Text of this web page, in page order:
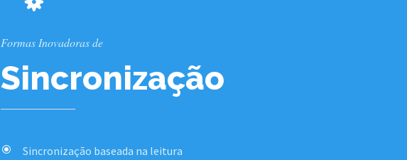
Formas Inovadoras de
Sincronização
Sincronização baseada na leitura